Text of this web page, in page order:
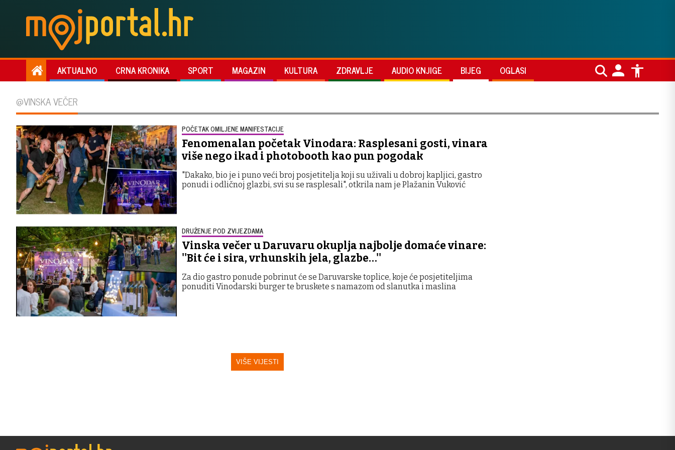
AKTUALNO CRNA KRONIKA SPORT MAGAZIN KULTURA ZDRAVLJE AUDIO KNJIGE BIJEG OGLASI
@VINSKA VEČER
POČETAK OMILJENE MANIFESTACIJE
Fenomenalan početak Vinodara: Rasplesani gosti, vinara
više nego ikad i photobooth kao pun pogodak
"Dakako, bio je i puno veći broj posjetitelja koji su uživali u dobroj kapljici, gastro
ponudi i odličnoj glazbi, svi su se rasplesali", otkrila nam je Plažanin Vuković
DRUŽENJE POD ZVIJEZDAMA
Vinska večer u Daruvaru okuplja najbolje domaće vinare:
''Bit će i sira, vrhunskih jela, glazbe…''
Za dio gastro ponude pobrinut će se Daruvarske toplice, koje će posjetiteljima
ponuditi Vinodarski burger te bruskete s namazom od slanutka i maslina
VIŠE VIJESTI